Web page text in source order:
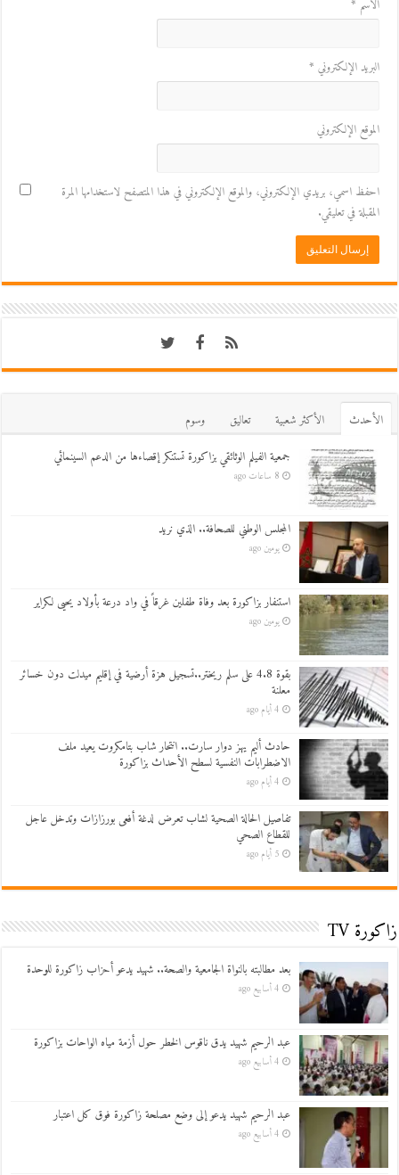
الاسم *
البريد الإلكتروني *
الموقع الإلكتروني
احفظ اسمي، بريدي الإلكتروني، والموقع الإلكتروني في هذا المتصفح لاستخدامها المرة
المقبلة في تعليقي.
اﻷحدث اﻷكثر شعبية تعاليق
وسوم
جمعية الفيلم الوثائقي بزاكورة تستنكر إقصاءها من الدعم السينمائي
8 ساعات ago
المجلس الوطني للصحافة.. الذي نريد
يومين ago
استنفار بزاكورة بعد وفاة طفلين غرقاً في واد درعة بأولاد يحيى لكراير
يومين ago
بقوة 4.8 على سلم ريختر..تسجيل هزة أرضية في إقليم ميدلت دون خسائر
معلنة
4 أيام ago
حادث أليم يهز دوار سارت.. انتحار شاب بتامكروت يعيد ملف
الاضطرابات النفسية لسطح الأحداث بزاكورة
4 أيام ago
تفاصيل الحالة الصحية لشاب تعرض لدغة أفعى بورزازات وتدخل عاجل
للقطاع الصحي
5 أيام ago
زاكورة TV
بعد مطالبته بالنواة الجامعية والصحة.. شهيد يدعو أحزاب زاكورة للوحدة
4 أسابيع ago
عبد الرحيم شهيد يدق ناقوس الخطر حول أزمة مياه الواحات بزاكورة
4 أسابيع ago
عبد الرحيم شهيد يدعو إلى وضع مصلحة زاكورة فوق كل اعتبار
4 أسابيع ago